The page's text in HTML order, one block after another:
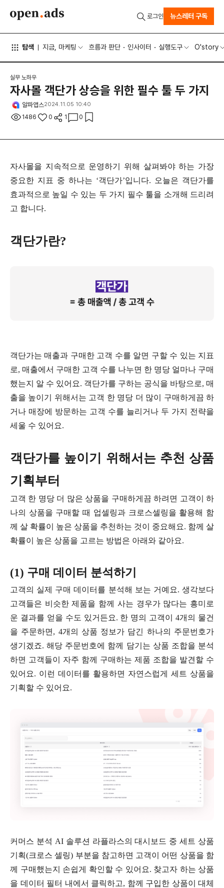
탐색 지금, 마케팅 흐름과 판단 인사이터 실행도구 O'story
로그인 뉴스레터 구독
실무 노하우
자사몰 객단가 상승을 위한 필수 툴 두 가지
알파앱스2024.11.05 10:40
1486 0 1 0
자사몰을 지속적으로 운영하기 위해 살펴봐야 하는 가장
중요한 지표 중 하나는 ‘객단가’입니다. 오늘은 객단가를
효과적으로 높일 수 있는 두 가지 필수 툴을 소개해 드리려
고 합니다.
객단가란?
객단가는 매출과 구매한 고객 수를 알면 구할 수 있는 지표
로, 매출에서 구매한 고객 수를 나누면 한 명당 얼마나 구매
했는지 알 수 있어요. 객단가를 구하는 공식을 바탕으로, 매
출을 높이기 위해서는 고객 한 명당 더 많이 구매하게끔 하
거나 매장에 방문하는 고객 수를 늘리거나 두 가지 전략을
세울 수 있어요.
객단가를 높이기 위해서는 추천 상품
기획부터
고객 한 명당 더 많은 상품을 구매하게끔 하려면 고객이 하
나의 상품을 구매할 때 업셀링과 크로스셀링을 활용해 함
께 살 확률이 높은 상품을 추천하는 것이 중요해요. 함께 살
확률이 높은 상품을 고르는 방법은 아래와 같아요.
(1) 구매 데이터 분석하기
고객의 실제 구매 데이터를 분석해 보는 거예요. 생각보다
고객들은 비슷한 제품을 함께 사는 경우가 많다는 흥미로
운 결과를 얻을 수도 있거든요. 한 명의 고객이 4개의 물건
을 주문하면, 4개의 상품 정보가 담긴 하나의 주문번호가
생기겠죠. 해당 주문번호에 함께 담기는 상품 조합을 분석
하면 고객들이 자주 함께 구매하는 제품 조합을 발견할 수
있어요. 이런 데이터를 활용하면 자연스럽게 세트 상품을
기획할 수 있어요.
커머스 분석 AI 솔루션 라플라스의 대시보드 중 세트 상품
기획(크로스 셀링) 부분을 참고하면 고객이 어떤 상품을 함
께 구매했는지 손쉽게 확인할 수 있어요. 찾고자 하는 상품
을 데이터 필터 내에서 클릭하고, 함께 구입한 상품이 대체